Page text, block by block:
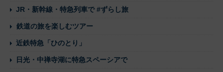
JR・新幹線・特急列車で #ずらし旅
鉄道の旅を楽しむツアー
近鉄特急「ひのとり」
日光・中禅寺湖に特急スペーシアで